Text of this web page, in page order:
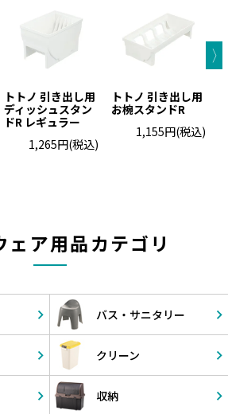
トトノ 引き出し用
ディッシュスタン
ドR レギュラー
1,265円(税込)
トトノ 引き出し用
お椀スタンドR
1,155円(税込)
ェア用品カテゴリ
バス・ サニタリー
クリーン
収納